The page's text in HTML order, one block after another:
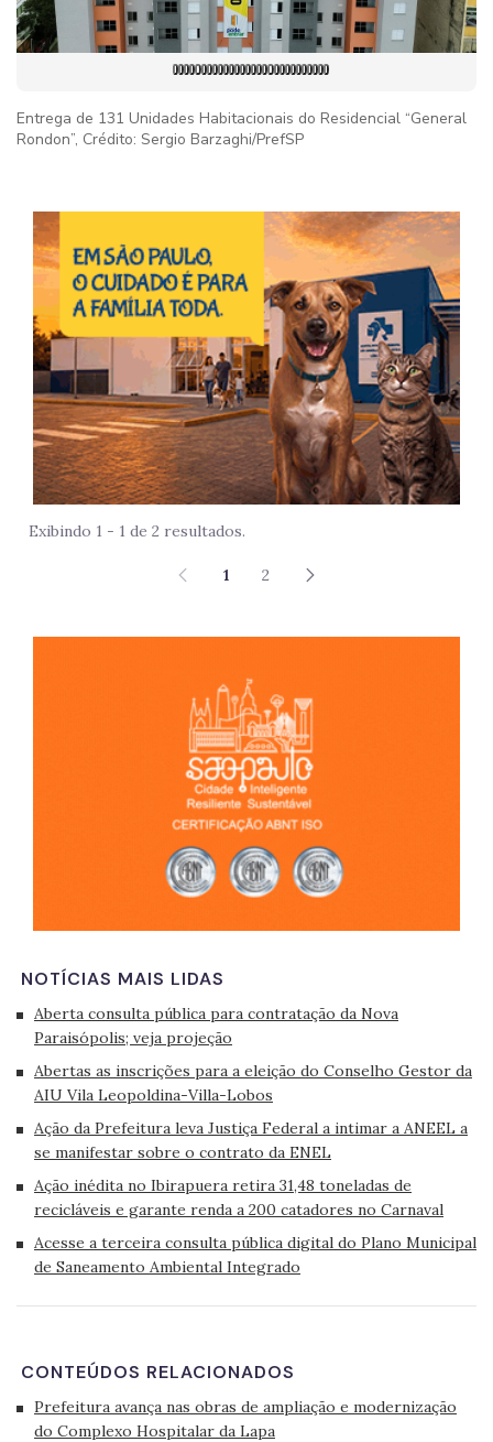
Entrega de 131 Unidades Habitacionais do Residencial “General
Rondon”, Crédito: Sergio Barzaghi/PrefSP
Exibindo 1 - 1 de 2 resultados.
1 2
NOTÍCIAS MAIS LIDAS
Aberta consulta pública para contratação da Nova
Paraisópolis; veja projeção
Abertas as inscrições para a eleição do Conselho Gestor da
AIU Vila Leopoldina-Villa-Lobos
Ação da Prefeitura leva Justiça Federal a intimar a ANEEL a
se manifestar sobre o contrato da ENEL
Ação inédita no Ibirapuera retira 31,48 toneladas de
recicláveis e garante renda a 200 catadores no Carnaval
Acesse a terceira consulta pública digital do Plano Municipal
de Saneamento Ambiental Integrado
CONTEÚDOS RELACIONADOS
Prefeitura avança nas obras de ampliação e modernização
do Complexo Hospitalar da Lapa